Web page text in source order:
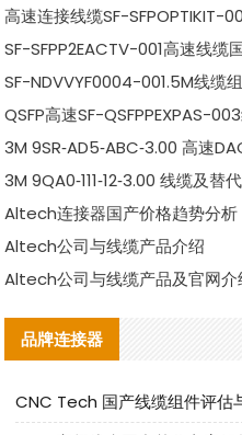
高速连接线缆SF-SFPOPTIKIT-
SF-SFPP2EACTV-001高速线缆
SF-NDVVYF0004-001.5M线缆
QSFP高速SF-QSFPPEXPAS-
3M 9SR‑AD5‑ABC‑3.00 高速
3M 9QA0‑111‑12‑3.00 线缆及替
Altech连接器国产价格趋势分析
Altech公司与线缆产品介绍
Altech公司与线缆产品及官网介
品牌连接器
CNC Tech 国产线缆组件评估